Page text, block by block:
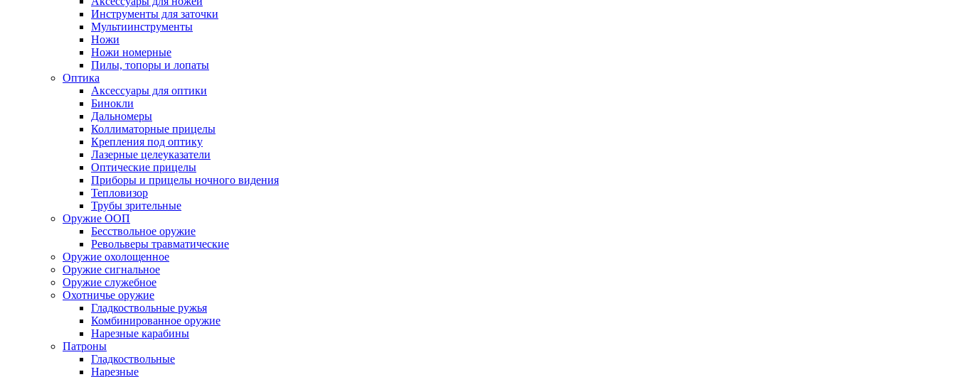
Инструменты для заточки
Мультиинструменты
Ножи
Ножи номерные
Пилы, топоры и лопаты
Оптика
Аксессуары для оптики
Бинокли
Дальномеры
Коллиматорные прицелы
Крепления под оптику
Лазерные целеуказатели
Оптические прицелы
Приборы и прицелы ночного видения
Тепловизор
Трубы зрительные
Оружие ООП
Бесствольное оружие
Револьверы травматические
Оружие охолощенное
Оружие сигнальное
Оружие служебное
Охотничье оружие
Гладкоствольные ружья
Комбинированное оружие
Нарезные карабины
Патроны
Гладкоствольные
Нарезные